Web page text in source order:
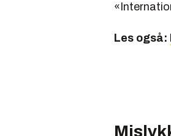
Les også: